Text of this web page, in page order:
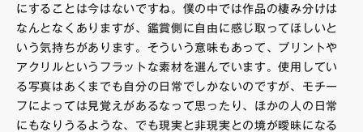
にすることは今はないですね。僕の中では作品の棲み分けは
なんとなくありますが、鑑賞側に自由に感じ取ってほしいと
いう気持ちがあります。そういう意味もあって、プリントや
アクリルというフラットな素材を選んでいます。使用してい
る写真はあくまでも自分の日常でしかないのですが、モチー
フによっては見覚えがあるなって思ったり、ほかの人の日常
にもなりうるような、でも現実と非現実との境が曖昧になる